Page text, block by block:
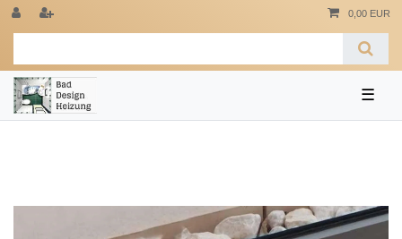
0,00 EUR
☰